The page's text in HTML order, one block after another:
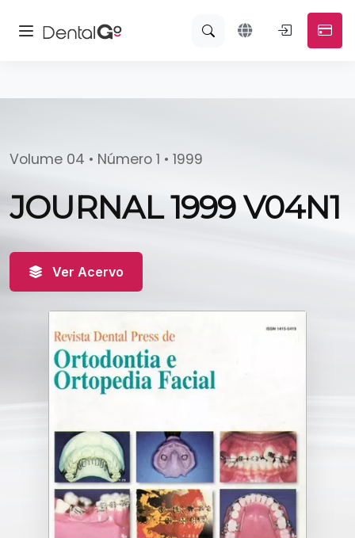
Volume 04 • Número 1 • 1999
JOURNAL 1999 V04N1
Ver Acervo